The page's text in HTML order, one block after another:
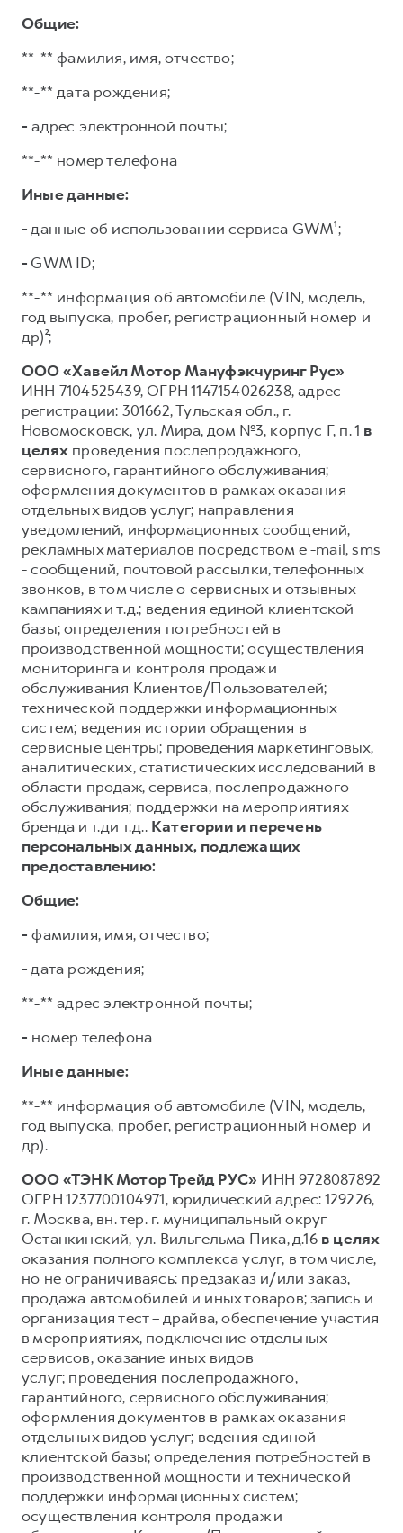
Общие:
**-** фамилия, имя, отчество;
**-** дата рождения;
- адрес электронной почты;
**-** номер телефона
Иные данные:
-данные об использовании сервиса GWM¹;
- GWM ID;
**-** информация об автомобиле (VIN, модель,
год выпуска, пробег, регистрационный номер и
др)²;
ООО «Хавейл Мотор Мануфэкчуринг Рус»
ИНН 7104525439, ОГРН 1147154026238, адрес
регистрации: 301662, Тульская обл., г.
Новомосковск, ул. Мира, дом №3, корпус Г, п. 1 в
целях проведения послепродажного,
сервисного, гарантийного обслуживания;
оформления документов в рамках оказания
отдельных видов услуг; направления
уведомлений, информационных сообщений,
рекламных материалов посредством e -mail, sms
- сообщений, почтовой рассылки, телефонных
звонков, в том числе о сервисных и отзывных
кампаниях и т.д.; ведения единой клиентской
базы; определения потребностей в
производственной мощности; осуществления
мониторинга и контроля продаж и
обслуживания Клиентов/Пользователей;
технической поддержки информационных
систем; ведения истории обращения в
сервисные центры; проведения маркетинговых,
аналитических, статистических исследований в
области продаж, сервиса, послепродажного
обслуживания; поддержки на мероприятиях
бренда и т.ди т.д.. Категории и перечень
персональных данных, подлежащих
предоставлению:
Общие:
- фамилия, имя, отчество;
-дата рождения;
**-** адрес электронной почты;
- номер телефона
Иные данные:
**-** информация об автомобиле (VIN, модель,
год выпуска, пробег, регистрационный номер и
др).
ООО «ТЭНК Мотор Трейд РУС» ИНН 9728087892
ОГРН 1237700104971, юридический адрес: 129226,
г. Москва, вн. тер. г. муниципальный округ
Останкинский, ул. Вильгельма Пика, д.16 в целях
оказания полного комплекса услуг, в том числе,
но не ограничиваясь: предзаказ и/или заказ,
продажа автомобилей и иных товаров; запись и
организация тест – драйва, обеспечение участия
в мероприятиях, подключение отдельных
сервисов, оказание иных видов
услуг; проведения послепродажного,
гарантийного, сервисного обслуживания;
оформления документов в рамках оказания
отдельных видов услуг; ведения единой
клиентской базы; определения потребностей в
производственной мощности и технической
поддержки информационных систем;
осуществления контроля продаж и